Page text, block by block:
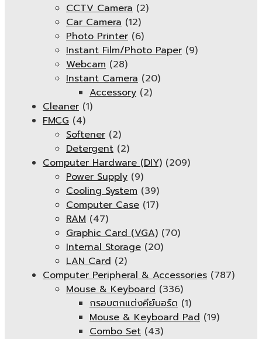
CCTV Camera (2)
Car Camera (12)
Photo Printer (6)
Instant Film/Photo Paper (9)
Webcam (28)
Instant Camera (20)
Accessory (2)
Cleaner (1)
FMCG (4)
Softener (2)
Detergent (2)
Computer Hardware (DIY) (209)
Power Supply (9)
Cooling System (39)
Computer Case (17)
RAM (47)
Graphic Card (VGA) (70)
Internal Storage (20)
LAN Card (2)
Computer Peripheral & Accessories (787)
Mouse & Keyboard (336)
กรอบตกแต่งคีย์บอร์ด (1)
Mouse & Keyboard Pad (19)
Combo Set (43)